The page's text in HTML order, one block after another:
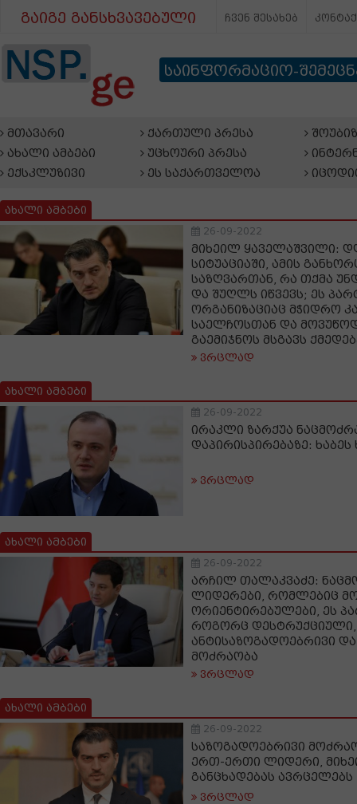
გაიგე განსხვავებული ჩვენ შესახებ
საინფორმაციო-
მთავარი
ახალი ამბები
ექსკლუზივი
ქართული პრესა
უცხოური პრესა
ეს საქართველოა
ახალი ამბები
26-09-2022
მიხეილ ყაველაშვილი:
სიტუაციაში, ამის
საზღვართან, რა თქმა
და შუღლს იწვევს; ეს
ორგანიზაციაც მჭიდრო
საელჩოსთან და
გაემიჯნოს მსგავს
ვრცლად
ახალი ამბები
26-09-2022
ირაკლი ზარქუა
დაპირისპირებაზე:
ვრცლად
ახალი ამბები
26-09-2022
არჩილ თალაკვაძე:
ლიდერები, რომლებიც
ორიენტირებულები, ეს
როგორც დესტრუქციული,
ანტისაზოგადოებრივი
მოძრაობა
ვრცლად
ახალი ამბები
26-09-2022
საზოგადოებრივი
ერთ-ერთი ლიდერი,
განცხადებას ავრცელებს
ვრცლად